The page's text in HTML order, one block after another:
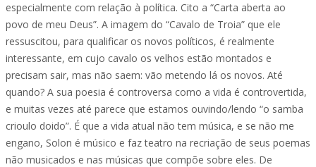
especialmente com relação à política. Cito a “Carta aberta ao
povo de meu Deus”. A imagem do “Cavalo de Troia” que ele
ressuscitou, para qualificar os novos políticos, é realmente
interessante, em cujo cavalo os velhos estão montados e
precisam sair, mas não saem: vão metendo lá os novos. Até
quando? A sua poesia é controversa como a vida é controvertida,
e muitas vezes até parece que estamos ouvindo/lendo “o samba
crioulo doido”. É que a vida atual não tem música, e se não me
engano, Solon é músico e faz teatro na recriação de seus poemas
não musicados e nas músicas que compõe sobre eles. De